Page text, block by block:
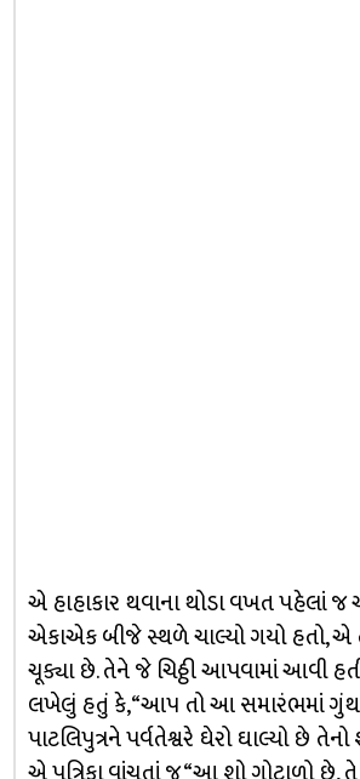
એ હાહાકાર થવાના થોડા વખત પહેલાં જ
એકાએક બીજે સ્થળે ચાલ્યો ગયો હતો, એ
ચૂક્યા છે. તેને જે ચિઠ્ઠી આપવામાં આવી
લખેલું હતું કે, “આ૫ તો આ સમારંભમાં
પાટલિપુત્રને પર્વતેશ્વરે ઘેરો ઘાલ્યો છે